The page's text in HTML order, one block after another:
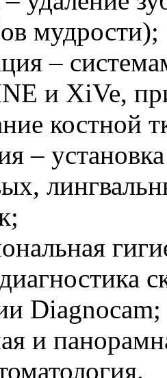
мудрости);
–
и XiVe,
костной
–
Diagnocam;
и